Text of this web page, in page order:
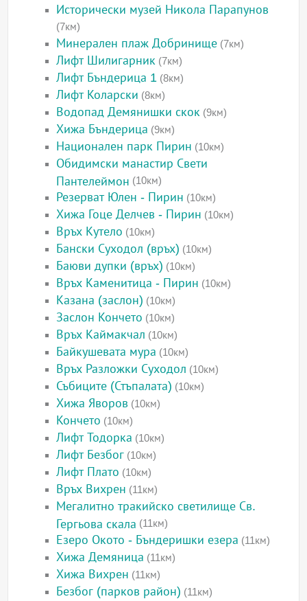
Исторически музей Никола Парапунов
(7км)
Минерален плаж Добринище (7км)
Лифт Шилигарник (7км)
Лифт Бъндерица 1 (8км)
Лифт Коларски (8км)
Водопад Демянишки скок (9км)
Хижа Бъндерица (9км)
Национален парк Пирин (10км)
Обидимски манастир Свети
Пантелеймон (10км)
Резерват Юлен - Пирин (10км)
Хижа Гоце Делчев - Пирин (10км)
Връх Кутело (10км)
Бански Суходол (връх) (10км)
Баюви дупки (връх) (10км)
Връх Каменитица - Пирин (10км)
Казана (заслон) (10км)
Заслон Кончето (10км)
Връх Каймакчал (10км)
Байкушевата мура (10км)
Връх Разложки Суходол (10км)
Събиците (Стъпалата) (10км)
Хижа Яворов (10км)
Кончето (10км)
Лифт Тодорка (10км)
Лифт Безбог (10км)
Лифт Плато (10км)
Връх Вихрен (11км)
Мегалитно тракийско светилище Св.
Гергьова скала (11км)
Езеро Окото - Бъндеришки езера (11км)
Хижа Демяница (11км)
Хижа Вихрен (11км)
Безбог (парков район) (11км)